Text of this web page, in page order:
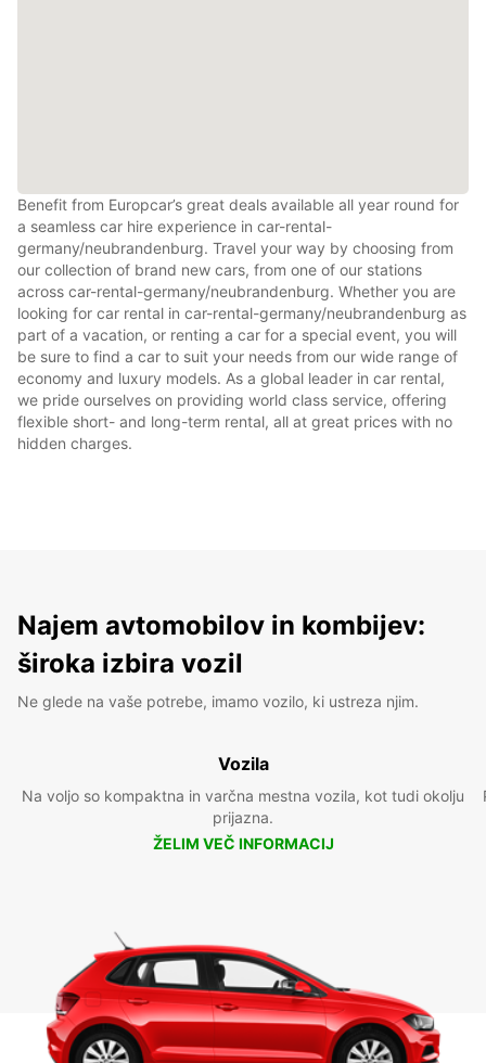
Benefit from Europcar’s great deals available all year round for
a seamless car hire experience in car-rental-
germany/neubrandenburg. Travel your way by choosing from
our collection of brand new cars, from one of our stations
across car-rental-germany/neubrandenburg. Whether you are
looking for car rental in car-rental-germany/neubrandenburg as
part of a vacation, or renting a car for a special event, you will
be sure to find a car to suit your needs from our wide range of
economy and luxury models. As a global leader in car rental,
we pride ourselves on providing world class service, offering
flexible short- and long-term rental, all at great prices with no
hidden charges.
Najem avtomobilov in kombijev:
široka izbira vozil
Ne glede na vaše potrebe, imamo vozilo, ki ustreza njim.
Vozila
Na voljo so kompaktna in varčna mestna vozila, kot tudi okolju
prijazna.
ŽELIM VEČ INFORMACIJ